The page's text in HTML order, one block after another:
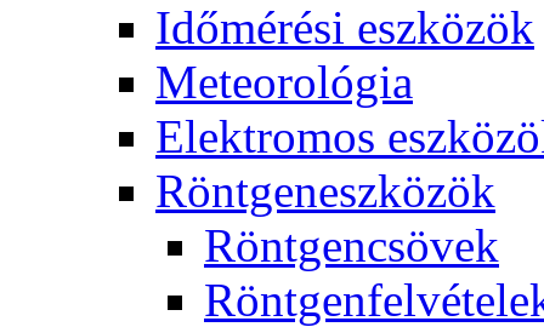
Idő­mé­ré­si esz­kö­zök
Me­te­o­ro­ló­gia
Elekt­ro­mos
Rönt­gen­esz­kö­zök
Rönt­gen­csö­vek